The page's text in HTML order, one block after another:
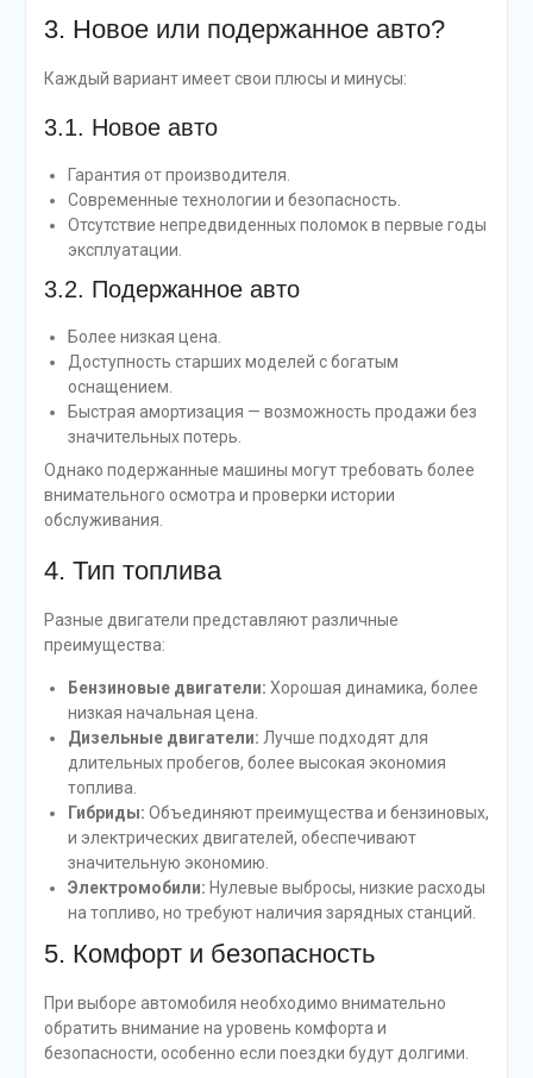
3. Новое или подержанное авто?
Каждый вариант имеет свои плюсы и минусы:
3.1. Новое авто
Гарантия от производителя.
Современные технологии и безопасность.
Отсутствие непредвиденных поломок в первые годы
эксплуатации.
3.2. Подержанное авто
Более низкая цена.
Доступность старших моделей с богатым
оснащением.
Быстрая амортизация — возможность продажи без
значительных потерь.
Однако подержанные машины могут требовать более
внимательного осмотра и проверки истории
обслуживания.
4. Тип топлива
Разные двигатели представляют различные
преимущества:
Бензиновые двигатели: Хорошая динамика, более
низкая начальная цена.
Дизельные двигатели: Лучше подходят для
длительных пробегов, более высокая экономия
топлива.
Гибриды: Объединяют преимущества и бензиновых,
и электрических двигателей, обеспечивают
значительную экономию.
Электромобили: Нулевые выбросы, низкие расходы
на топливо, но требуют наличия зарядных станций.
5. Комфорт и безопасность
При выборе автомобиля необходимо внимательно
обратить внимание на уровень комфорта и
безопасности, особенно если поездки будут долгими.